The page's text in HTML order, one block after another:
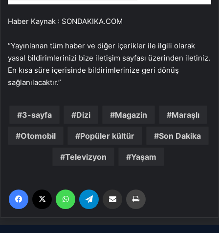
Haber Kaynak : SONDAKIKA.COM
“Yayınlanan tüm haber ve diğer içerikler ile ilgili olarak
yasal bildirimlerinizi bize iletişim sayfası üzerinden iletiniz.
En kısa süre içerisinde bildirimlerinize geri dönüş
sağlanılacaktır.”
3-sayfa Dizi Magazin Maraşlı
Otomobil Popüler kültür Son Dakika
Televizyon Yaşam
Facebook WhatsApp Email'den paylaş